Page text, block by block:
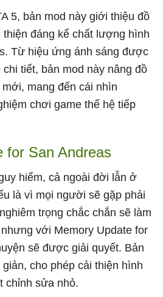
5, bản mod này giới thiệu đồ
thiện đáng kể chất lượng hình
Từ hiệu ứng ánh sáng được
tiết, bản mod này nâng đồ
mang đến cái nhìn
chơi game thế hệ tiếp
for San Andreas
hiểm, cả ngoài đời lẫn ở
là vì mọi người sẽ gặp phải
trọng chắc chắn sẽ làm
với Memory Update for
sẽ được giải quyết. Bản
cho phép cải thiện hình
chỉnh sửa nhỏ.